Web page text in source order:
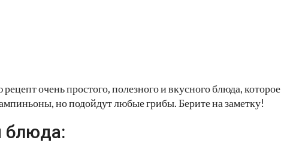
очень простого, полезного и вкусного блюда, которое
но подойдут любые грибы. Берите на заметку!
блюда: